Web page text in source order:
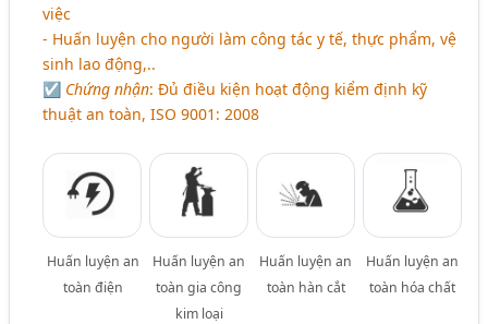
việc
- Huấn luyện cho người làm công tác y tế, thực phẩm, vệ
sinh lao động,..
☑ Chứng nhận: Đủ điều kiện hoạt động kiểm định kỹ
thuật an toàn, ISO 9001: 2008
Huấn luyện an
toàn điện
Huấn luyện an
toàn gia công
kim loại
Huấn luyện an
toàn hàn cắt
Huấn luyện an
toàn hóa chất